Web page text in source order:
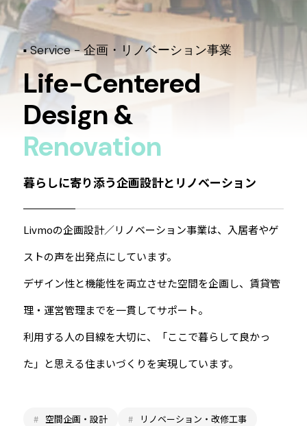
■ Service -企画・リノベーション事業
Life-Centered
Design &
Renovation
暮らしに寄り添う企画設計とリノベーション
Livmoの企画設計／リノベーション事業は、入居者やゲ
ストの声を出発点にしています。
デザイン性と機能性を両立させた空間を企画し、賃貸管
理・運営管理までを一貫してサポート。
利用する人の目線を大切に、「ここで暮らして良かっ
た」と思える住まいづくりを実現しています。
# 空間企画・設計 #
リノベーション・改修工事